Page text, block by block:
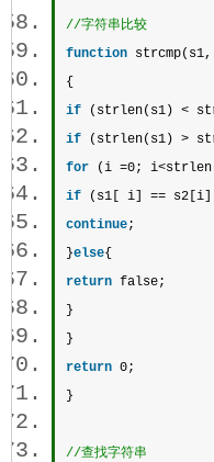
//字符串比较
function strcmp
{
if ( strlen(s1) <
if ( strlen(s1) >
for (i =0; i<strlen
if (s1[ i] ==
continue;
}else{
return false;
}
}
return 0;
}
//查找字符串